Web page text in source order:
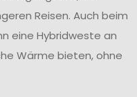
Reisen. Auch beim
eine Hybridweste an
Wärme bieten, ohne